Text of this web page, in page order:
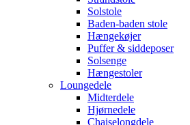
Solstole
Baden-baden stole
Hængekøjer
Puffer & siddeposer
Solsenge
Hængestoler
Loungedele
Midterdele
Hjørnedele
Chaiselongdele